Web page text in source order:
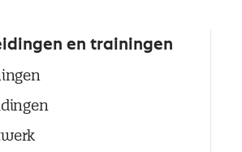
en trainingen